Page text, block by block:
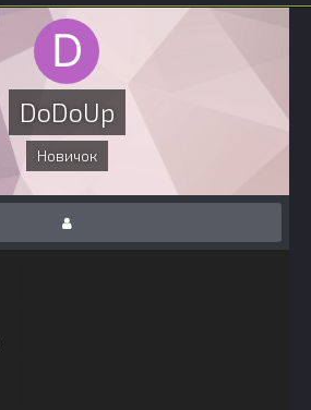
DoDoUp
Новичок